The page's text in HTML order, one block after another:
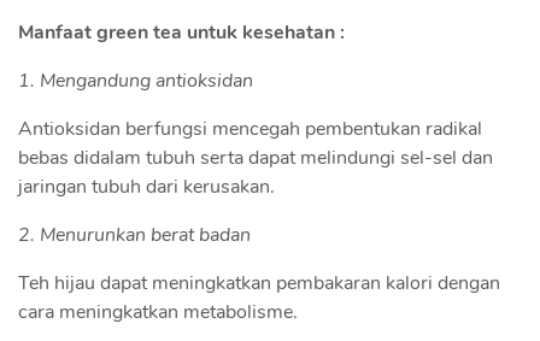
Manfaat green tea untuk kesehatan :
1. Mengandung antioksidan
Antioksidan berfungsi mencegah pembentukan radikal
bebas didalam tubuh serta dapat melindungi sel-sel dan
jaringan tubuh dari kerusakan.
2. Menurunkan berat badan
Teh hijau dapat meningkatkan pembakaran kalori dengan
cara meningkatkan metabolisme.